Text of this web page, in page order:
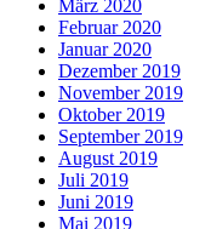
März 2020
Februar 2020
Januar 2020
Dezember 2019
November 2019
Oktober 2019
September 2019
August 2019
Juli 2019
Juni 2019
Mai 2019